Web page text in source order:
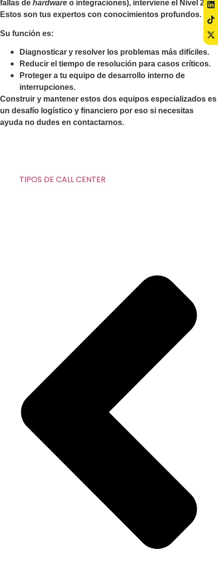
fallas de hardware o integraciones), interviene el Nivel 2.
Estos son tus expertos con conocimientos profundos.
Su función es:
Diagnosticar y resolver los problemas más difíciles.
Reducir el tiempo de resolución para casos críticos.
Proteger a tu equipo de desarrollo interno de
interrupciones.
Construir y mantener estos dos equipos especializados es
un desafío logístico y financiero por eso si necesitas
ayuda no dudes en contactarnos.
TIPOS DE CALL CENTER